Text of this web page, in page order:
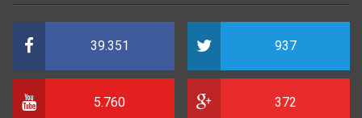
39.351 937
5.760 372